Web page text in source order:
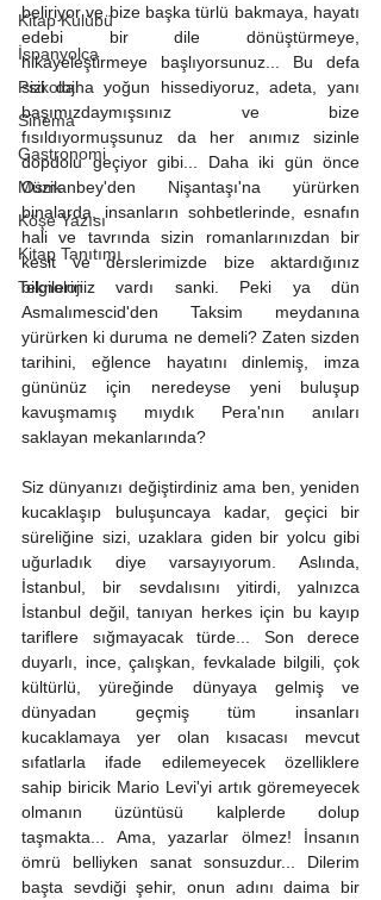
Kitap Kulübü
İspanyolca
Psikoloji
Sinema
Gastronomi
Müzik
Köşe Yazısı
Kitap Tanıtımı
Teknoloji
beliriyor ve bize başka türlü bakmaya, hayatı
edebi bir dile dönüştürmeye,
hikayeleştirmeye başlıyorsunuz... Bu defa
sizi daha yoğun hissediyoruz, adeta, yanı
başımızdaymışsınız ve bize
fısıldıyormuşsunuz da her anımız sizinle
dopdolu geçiyor gibi... Daha iki gün önce
Osmanbey'den Nişantaşı'na yürürken
binalarda, insanların sohbetlerinde, esnafın
hali ve tavrında sizin romanlarınızdan bir
kesit ve derslerimizde bize aktardığınız
bilgileriniz vardı sanki. Peki ya dün
Asmalımescid'den Taksim meydanına
yürürken ki duruma ne demeli? Zaten sizden
tarihini, eğlence hayatını dinlemiş, imza
gününüz için neredeyse yeni buluşup
kavuşmamış mıydık Pera'nın anıları
saklayan mekanlarında?
Siz dünyanızı değiştirdiniz ama ben, yeniden
kucaklaşıp buluşuncaya kadar, geçici bir
süreliğine sizi, uzaklara giden bir yolcu gibi
uğurladık diye varsayıyorum. Aslında,
İstanbul, bir sevdalısını yitirdi, yalnızca
İstanbul değil, tanıyan herkes için bu kayıp
tariflere sığmayacak türde... Son derece
duyarlı, ince, çalışkan, fevkalade bilgili, çok
kültürlü, yüreğinde dünyaya gelmiş ve
dünyadan geçmiş tüm insanları
kucaklamaya yer olan kısacası mevcut
sıfatlarla ifade edilemeyecek özelliklere
sahip biricik Mario Levi'yi artık göremeyecek
olmanın üzüntüsü kalplerde dolup
taşmakta... Ama, yazarlar ölmez! İnsanın
ömrü belliyken sanat sonsuzdur... Dilerim
başta sevdiği şehir, onun adını daima bir